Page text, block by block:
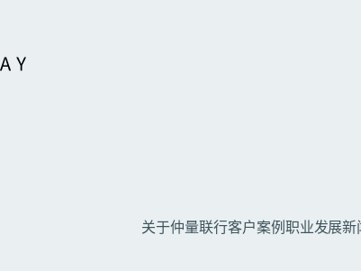
关于仲量联行客户案例职业发展新